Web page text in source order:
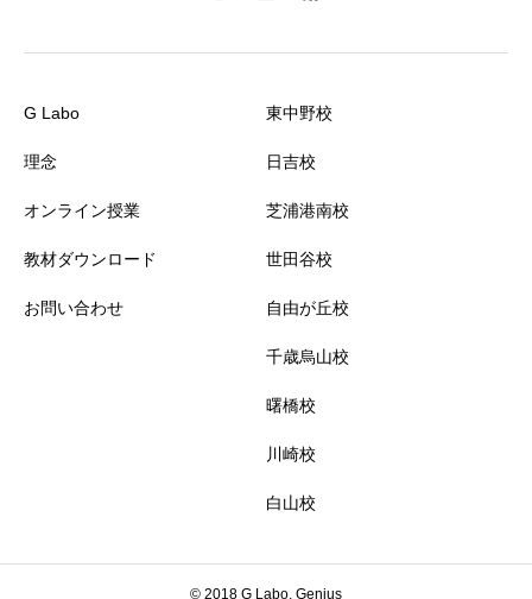
G Labo
理念
オンライン授業
教材ダウンロード
お問い合わせ
東中野校
日吉校
芝浦港南校
世田谷校
自由が丘校
千歳烏山校
曙橋校
川崎校
白山校
© 2018 G Labo, Genius